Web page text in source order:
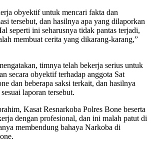
obyektif untuk mencari fakta dan
tersebut, dan hasilnya apa yang dilaporkan
seperti ini seharusnya tidak pantas terjadi,
membuat cerita yang dikarang-karang,”
timnya telah bekerja serius untuk
secara obyektif terhadap anggota Sat
dan beberapa saksi terkait, dan hasilnya
laporan tersebut.
Kasat Resnarkoba Polres Bone beserta
dengan profesional, dan ini malah patut di
membendung bahaya Narkoba di